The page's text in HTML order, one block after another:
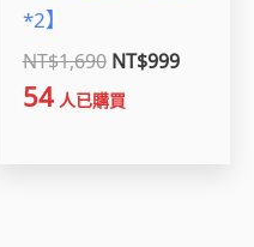
*2】
NT$1,690 NT$999
54 人已購買